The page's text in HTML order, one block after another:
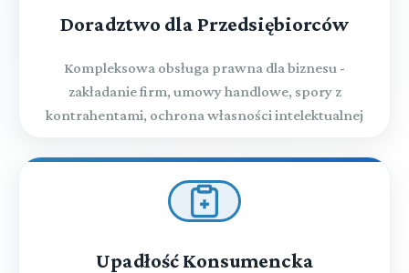
Doradztwo dla Przedsiębiorców
Kompleksowa obsługa prawna dla biznesu -
zakładanie firm, umowy handlowe, spory z
kontrahentami, ochrona własności intelektualnej
Upadłość Konsumencka